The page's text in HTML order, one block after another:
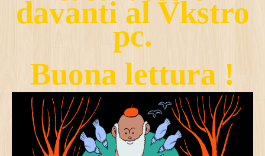
davanti al Vkstro
pc.
Buona lettura !